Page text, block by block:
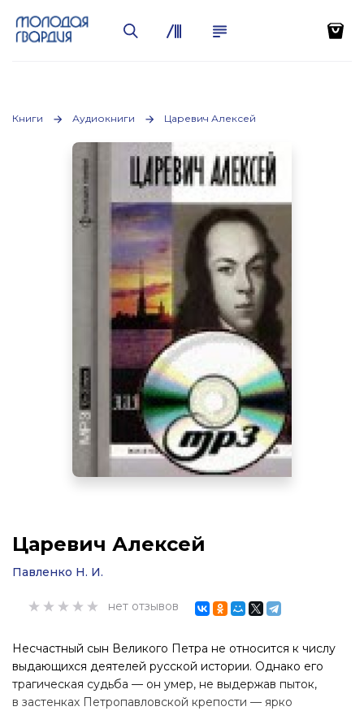
Книги Аудиокниги Царевич Алексей
Царевич Алексей
Павленко Н. И.
нет отзывов
Несчастный сын Великого Петра не относится к числу
выдающихся деятелей русской истории. Однако его
трагическая судьба — он умер, не выдержав пыток,
в застенках Петропавловской крепости — ярко